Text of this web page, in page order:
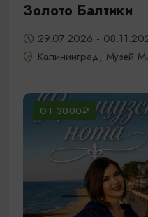
Золото Балтики
29.07.2026 -
Калининград, Музей
ОТ 3000₽